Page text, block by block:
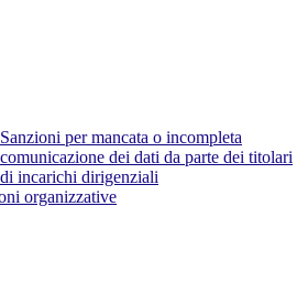
Sanzioni per mancata o incompleta
comunicazione dei dati da parte dei titolari
di incarichi dirigenziali
organizzative